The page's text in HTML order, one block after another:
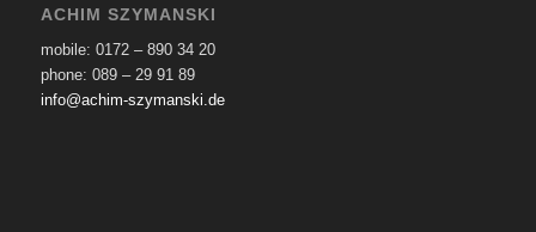
ACHIM SZYMANSKI
mobile: 0172 – 890 34 20
phone: 089 – 29 91 89
info@achim-szymanski.de